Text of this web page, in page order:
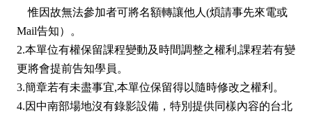
惟因故無法參加者可將名額轉讓他人(煩請事先來電或
Mail告知）。
2.本單位有權保留課程變動及時間調整之權利,課程若有變
更將會提前告知學員。
3.簡章若有未盡事宜,本單位保留得以隨時修改之權利。
4.因中南部場地沒有錄影設備，特別提供同樣內容的台北